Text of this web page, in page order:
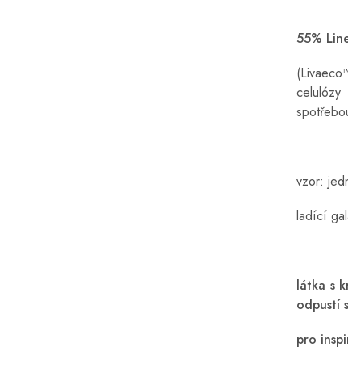
55%
vzor:
ladící
látka s
odpustí
pro